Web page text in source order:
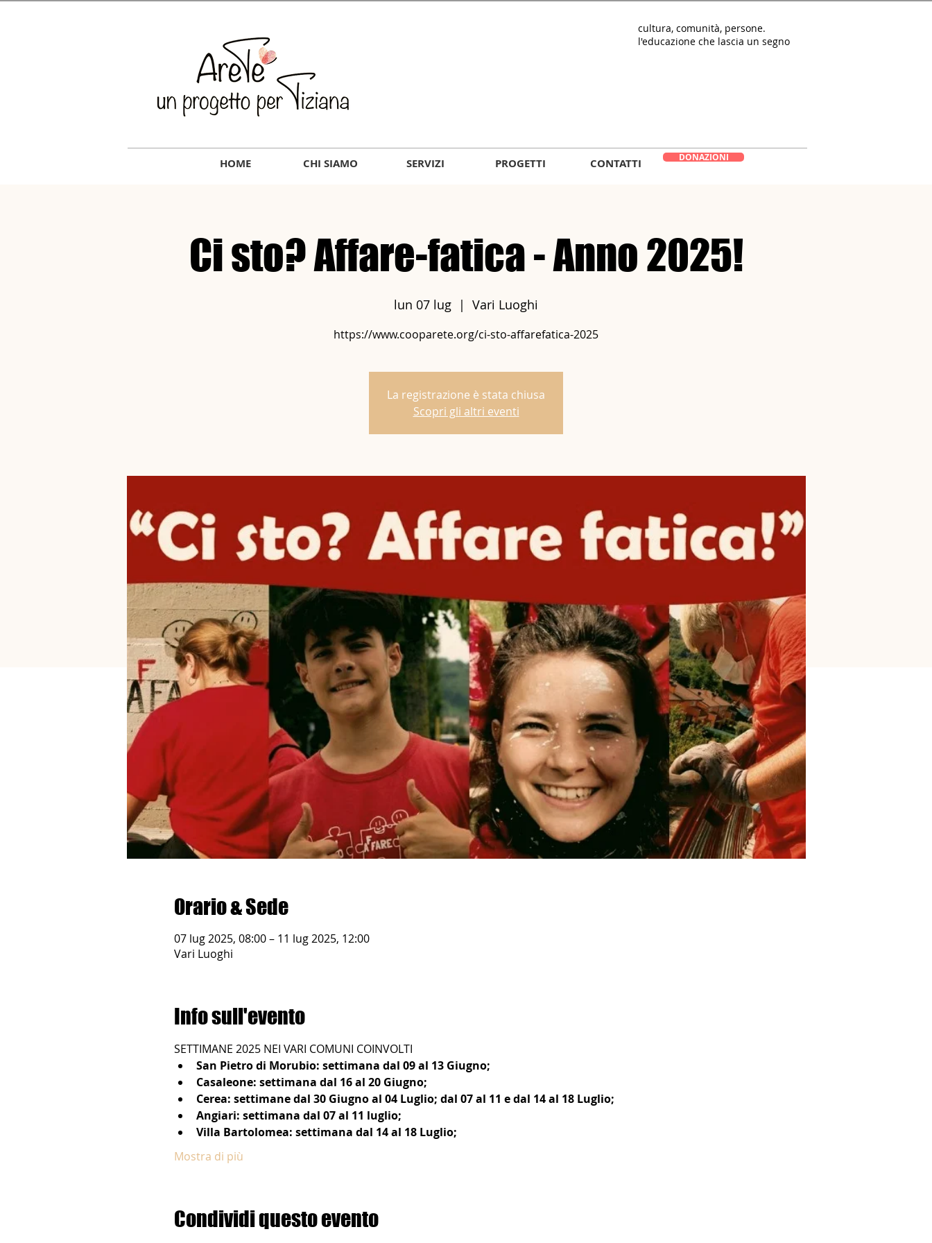
cultura, comunità, persone.
l'educazione che lascia un segno
HOME CHI SIAMO SERVIZI PROGETTI CONTATTI DONAZIONI
Ci sto? Affare-fatica - Anno 2025!
lun 07 lug
  |
Vari Luoghi
https://www.cooparete.org/ci-sto-affarefatica-2025
La registrazione è stata chiusa
Scopri gli altri eventi
Orario & Sede
07 lug 2025, 08:00 – 11 lug 2025, 12:00
Vari Luoghi
Info sull'evento
SETTIMANE 2025 NEI VARI COMUNI COINVOLTI
San Pietro di Morubio: settimana dal 09 al 13 Giugno;
Casaleone: settimana dal 16 al 20 Giugno;
Cerea: settimane dal 30 Giugno al 04 Luglio; dal 07 al 11 e dal 14 al 18 Luglio;
Angiari: settimana dal 07 al 11 luglio;
Villa Bartolomea: settimana dal 14 al 18 Luglio;
Mostra di più
Condividi questo evento